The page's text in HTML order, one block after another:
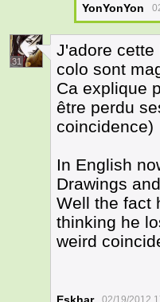
YonYonYon
31
J'adore cette
colo sont
Ca explique
être perdu
coincidence)
In English
Drawings
Well the fact
thinking he
weird
02/19/2012